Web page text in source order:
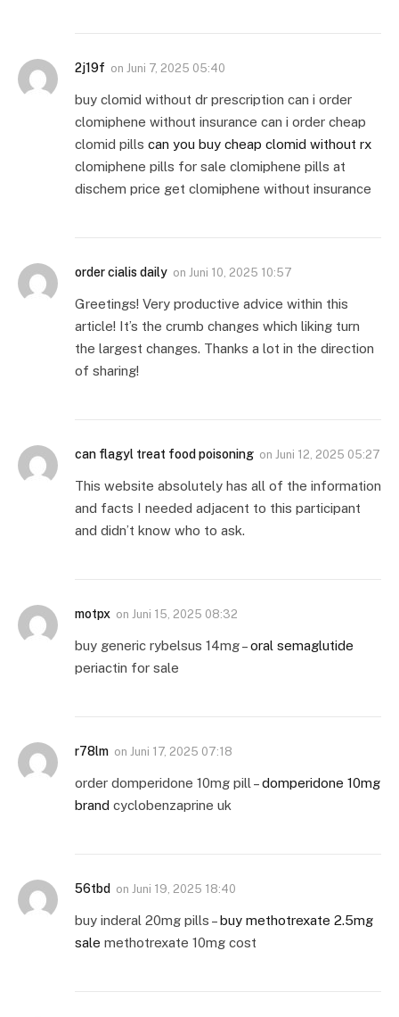
2j19f on Juni 7, 2025 05:40
buy clomid without dr prescription can i order
clomiphene without insurance can i order cheap
clomid pills can you buy cheap clomid without rx
clomiphene pills for sale clomiphene pills at
dischem price get clomiphene without insurance
order cialis daily on Juni 10, 2025 10:57
Greetings! Very productive advice within this
article! It’s the crumb changes which liking turn
the largest changes. Thanks a lot in the direction
of sharing!
can flagyl treat food poisoning on Juni 12, 2025 05:27
This website absolutely has all of the information
and facts I needed adjacent to this participant
and didn’t know who to ask.
motpx on Juni 15, 2025 08:32
buy generic rybelsus 14mg –oral semaglutide
periactin for sale
r78lm on Juni 17, 2025 07:18
order domperidone 10mg pill –domperidone 10mg
brand cyclobenzaprine uk
56tbd on Juni 19, 2025 18:40
buy inderal 20mg pills –buy methotrexate 2.5mg
sale methotrexate 10mg cost